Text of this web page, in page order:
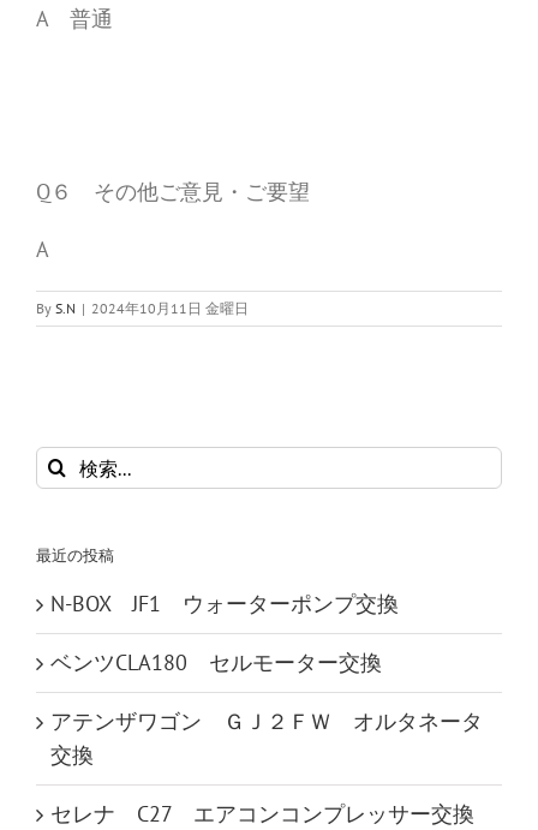
A 普通
Q６ その他ご意見・ご要望
A
By S.N | 2024年10月11日 金曜日
検
索
最近の投稿
N-BOX JF1 ウォーターポンプ交換
ベンツCLA180 セルモーター交換
アテンザワゴン ＧＪ２ＦＷ オルタネータ
交換
セレナ C27 エアコンコンプレッサー交換